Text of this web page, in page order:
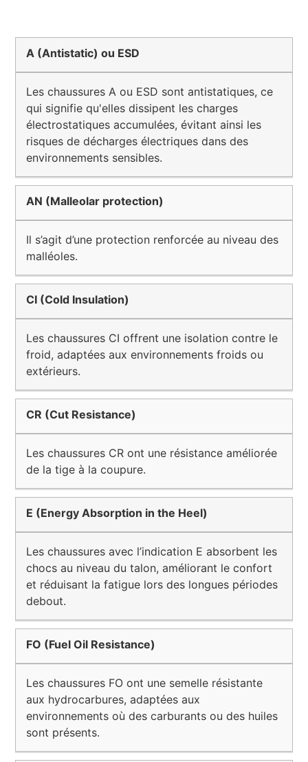
A (Antistatic) ou ESD
Les chaussures A ou ESD sont antistatiques, ce
qui signifie qu'elles dissipent les charges
électrostatiques accumulées, évitant ainsi les
risques de décharges électriques dans des
environnements sensibles.
AN (Malleolar protection)
Il s’agit d’une protection renforcée au niveau des
malléoles.
CI (Cold Insulation)
Les chaussures CI offrent une isolation contre le
froid, adaptées aux environnements froids ou
extérieurs.
CR (Cut Resistance)
Les chaussures CR ont une résistance améliorée
de la tige à la coupure.
E (Energy Absorption in the Heel)
Les chaussures avec l’indication E absorbent les
chocs au niveau du talon, améliorant le confort
et réduisant la fatigue lors des longues périodes
debout.
FO (Fuel Oil Resistance)
Les chaussures FO ont une semelle résistante
aux hydrocarbures, adaptées aux
environnements où des carburants ou des huiles
sont présents.